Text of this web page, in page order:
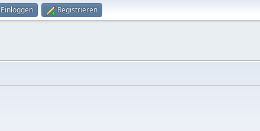
Einloggen Registrieren